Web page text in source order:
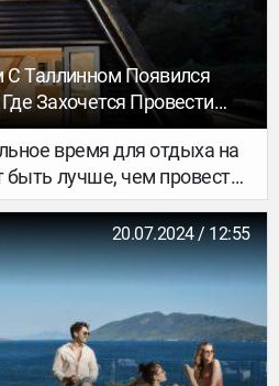
Таллинном Появился
Захочется Провести
время для отдыха на
быть лучше, чем провести
треугольном
Этот тип домиков-
трендом и
популярность среди
отдыха.
20.07.2024 / 12:55